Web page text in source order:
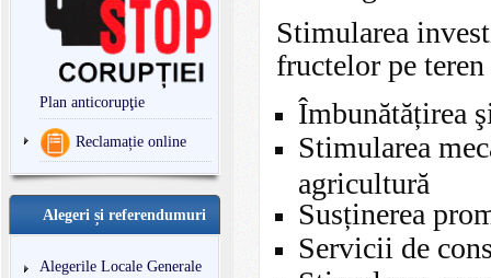
Plan anticorupţie
Reclamație online
Alegeri și referendumuri
Alegerile Locale Generale
Stimularea
fructelor pe
Îmbunătățirea
Stimularea
agricultură
Susținerea
Servicii de